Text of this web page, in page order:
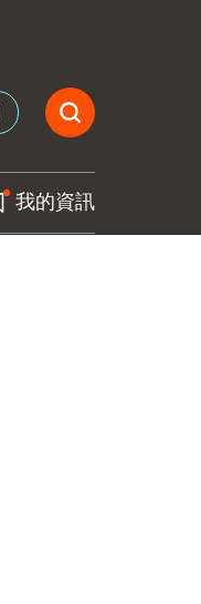
我的資訊